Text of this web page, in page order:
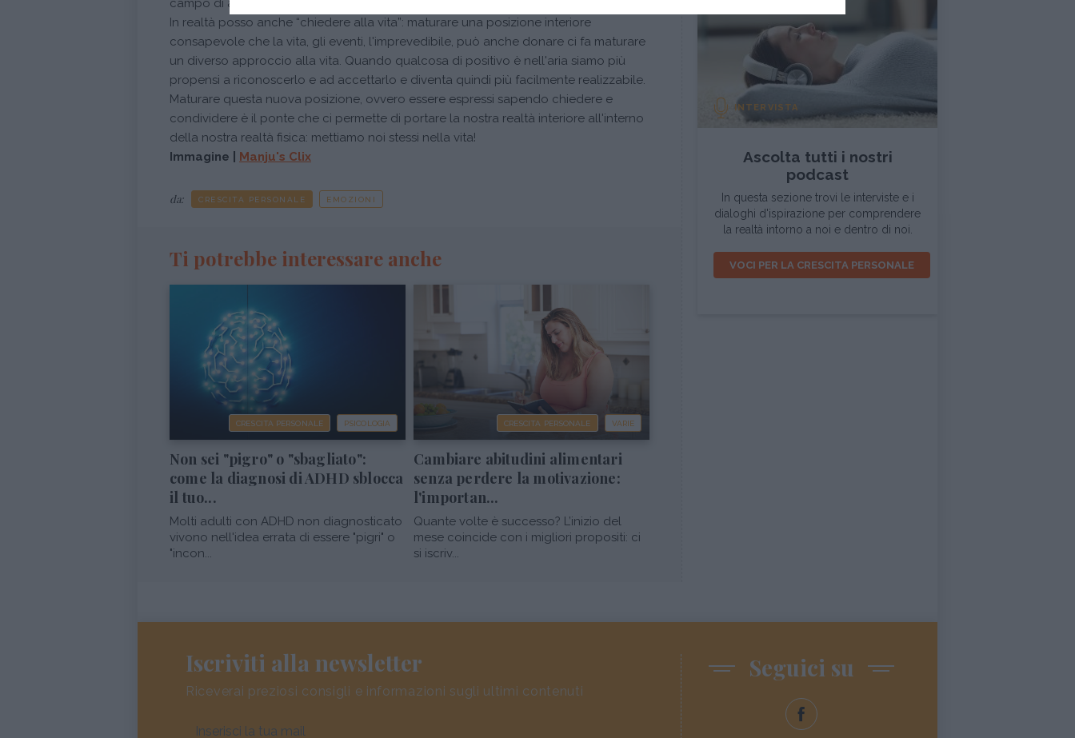
campo di azione e nuove condizioni interiori di certezza: non sono solo.
In realtà posso anche “chiedere alla vita”: maturare una posizione interiore
consapevole che la vita, gli eventi, l'imprevedibile, può anche donare ci fa maturare
un diverso approccio alla vita. Quando qualcosa di positivo è nell'aria siamo più
propensi a riconoscerlo e ad accettarlo e diventa quindi più facilmente realizzabile.
Maturare questa nuova posizione, ovvero essere espressi sapendo chiedere e
condividere è il ponte che ci permette di portare la nostra realtà interiore all'interno
della nostra realtà fisica: mettiamo noi stessi nella vita!
Immagine |
Manju's Clix
da: CRESCITA PERSONALE EMOZIONI
Ti potrebbe interessare anche
CRESCITA PERSONALE PSICOLOGIA
Non sei "pigro" o "sbagliato":
come la diagnosi di ADHD sblocca
il tuo...
Molti adulti con ADHD non diagnosticato
vivono nell'idea errata di essere "pigri" o
"incon...
CRESCITA PERSONALE VARIE
Cambiare abitudini alimentari
senza perdere la motivazione:
l'importan...
Quante volte è successo? L’inizio del
mese coincide con i migliori propositi: ci
si iscriv...
INTERVISTA
Ascolta tutti i nostri
podcast
In questa sezione trovi le interviste e i
dialoghi d'ispirazione per comprendere
la realtà intorno a noi e dentro di noi.
VOCI PER LA CRESCITA PERSONALE
Iscriviti alla newsletter
Riceverai preziosi consigli e informazioni sugli ultimi contenuti
Seguici su